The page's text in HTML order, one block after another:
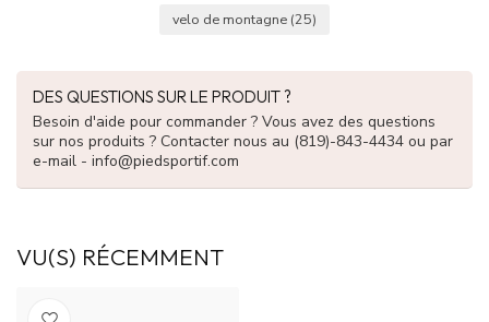
velo de montagne (25)
DES QUESTIONS SUR LE PRODUIT ?
Besoin d'aide pour commander ? Vous avez des questions
sur nos produits ? Contacter nous au (819)-843-4434 ou par
e-mail - info@piedsportif.com
VU(S) RÉCEMMENT